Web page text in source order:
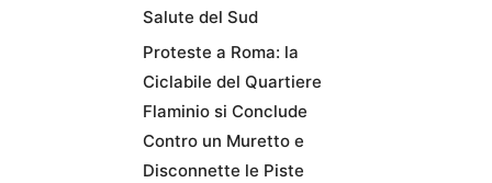
Salute del Sud
Proteste a Roma: la
Ciclabile del Quartiere
Flaminio si Conclude
Contro un Muretto e
Disconnette le Piste